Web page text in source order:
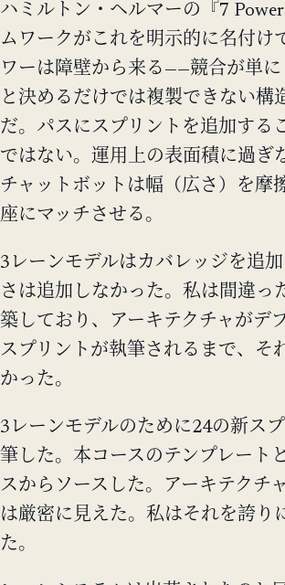
ハミルトン・ヘルマーの『7
ムワークがこれを明示的に名付け
ワーは障壁から来る——競合が単に
と決めるだけでは複製できない構
だ。パスにスプリントを追加する
ではない。運用上の表面積に過ぎ
チャットボットは幅（広さ）を摩
座にマッチさせる。
3レーンモデルはカバレッジを追
さは追加しなかった。私は間違っ
築しており、アーキテクチャがデ
スプリントが執筆されるまで、そ
かった。
3レーンモデルのために24の新ス
筆した。本コースのテンプレート
スからソースした。アーキテクチ
は厳密に見えた。私はそれを誇り
た。